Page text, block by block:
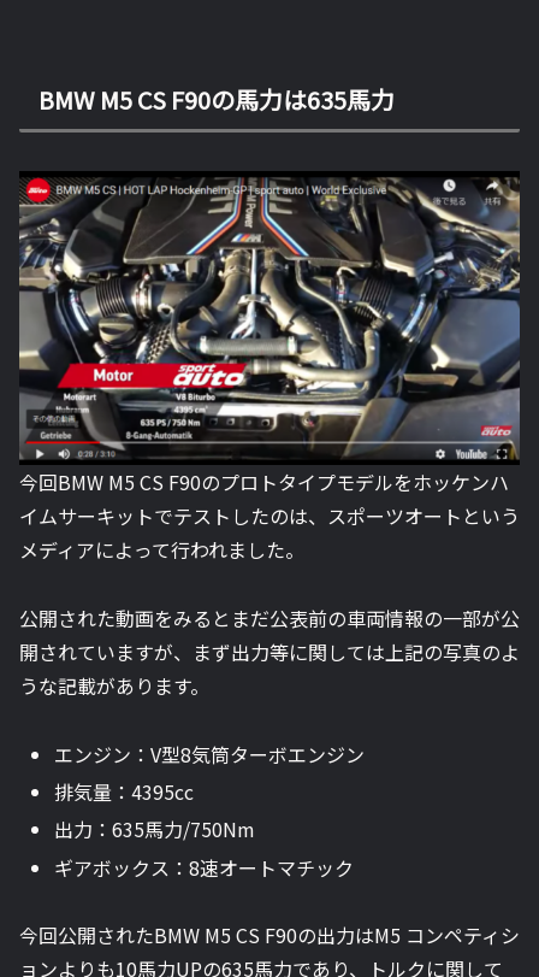
BMW M5 CS F90の馬力は635馬力
今回BMW M5 CS F90のプロトタイプモデルをホッケンハ
イムサーキットでテストしたのは、スポーツオートという
メディアによって行われました。
公開された動画をみるとまだ公表前の車両情報の一部が公
開されていますが、まず出力等に関しては上記の写真のよ
うな記載があります。
エンジン：V型8気筒ターボエンジン
排気量：4395cc
出力：635馬力/750Nm
ギアボックス：8速オートマチック
今回公開されたBMW M5 CS F90の出力はM5 コンペティシ
ョンよりも10馬力UPの635馬力であり、トルクに関して